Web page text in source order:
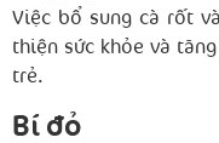
Việc bổ sung cà rốt
thiện sức khỏe và
trẻ.
Bí đỏ